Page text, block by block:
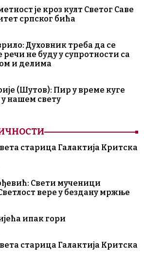
је кроз култ Светог Саве
српског бића
Духовник треба да се
не буду у супротности са
и делима
(Шутов): Пир у време куге
нашем свету
старица Галактија Критска
Свети мученици
вере у бездану мржње
ипак гори
старица Галактија Критска